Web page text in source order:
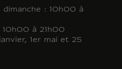
dimanche : 10h00 à
10h00 à 21h00
1er mai et 25